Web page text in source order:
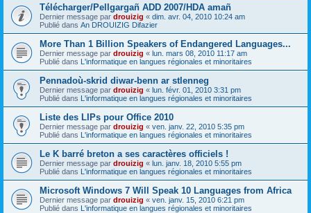
Télécharger/Pellgargañ ADD 2007/HDA amañ
Dernier message par drouizig « dim. avr. 04, 2010 10:24 am
Publié dans An DROUIZIG Difazier
More Than 1 Billion Speakers of Endangered Languages...
Dernier message par drouizig « lun. mars 08, 2010 11:17 am
Publié dans L'informatique en langues régionales et minoritaires
Pennadoù-skrid diwar-benn ar stlenneg
Dernier message par drouizig « lun. févr. 01, 2010 3:31 pm
Publié dans L'informatique en langues régionales et minoritaires
Liste des LIPs pour Office 2010
Dernier message par drouizig « ven. janv. 22, 2010 5:35 pm
Publié dans L'informatique en langues régionales et minoritaires
Le K barré breton a ses caractères officiels !
Dernier message par drouizig « lun. janv. 18, 2010 5:55 pm
Publié dans L'informatique en langues régionales et minoritaires
Microsoft Windows 7 Will Speak 10 Languages from Africa
Dernier message par drouizig « ven. janv. 15, 2010 6:21 pm
Publié dans L'informatique en langues régionales et minoritaires